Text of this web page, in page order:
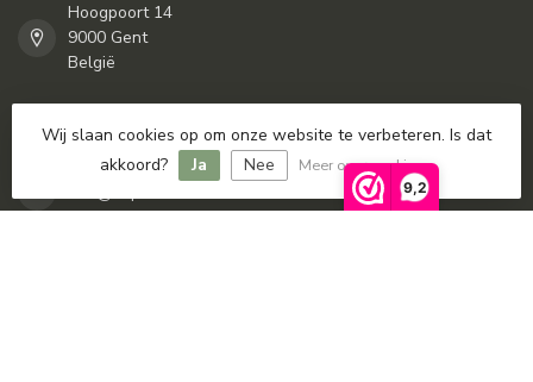
9,2
Hoogpoort 14
9000 Gent
België
09/225.30.65
Wij slaan cookies op om onze website te verbeteren. Is dat
akkoord?
Ja Nee Meer over cookies »